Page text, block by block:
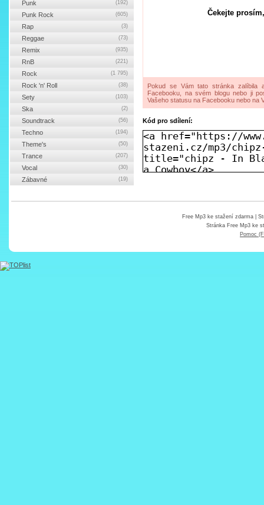
Čekejte
Pokud se Vám tato stránka zalíbila
Facebooku, na svém blogu nebo ji
Vašeho statusu na Facebooku nebo na
Kód pro sdílení:
Punk (192)
Punk Rock (605)
Rap (3)
Reggae (73)
Remix (935)
RnB (221)
Rock (1 795)
Rock 'n' Roll (38)
Sety (103)
Ska (2)
Soundtrack (56)
Techno (194)
Theme's (50)
Trance (207)
Vocal (30)
Zábavné (19)
Free Mp3 ke stažení zdarma|
Stránka Free Mp3 ke
Pomoc